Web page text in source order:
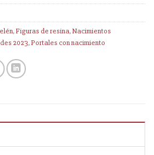
,Figuras de resina,Nacimientos
2023,Portales con nacimiento